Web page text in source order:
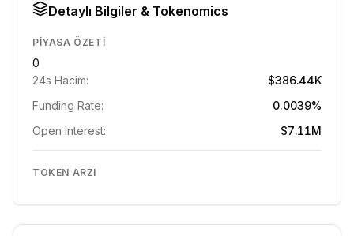
Detaylı Bilgiler & Tokenomics
PIYASA ÖZETI
0
24s Hacim:
$386.44K
Funding Rate:
0.0039%
Open Interest:
$7.11M
TOKEN ARZI